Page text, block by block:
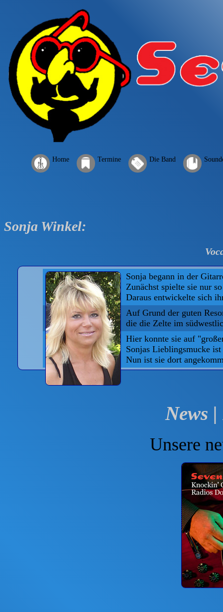
Home Termine Die Band
Sonja Winkel:
Sonja begann in der
Zunächst spielte sie nur
Daraus entwickelte sich
Auf Grund der guten
die die Zelte im
Hier konnte sie auf
Sonjas Lieblingsmucke
Nun ist sie dort
News
Unsere